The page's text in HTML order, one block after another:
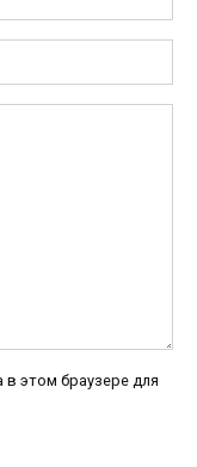
в этом браузере для